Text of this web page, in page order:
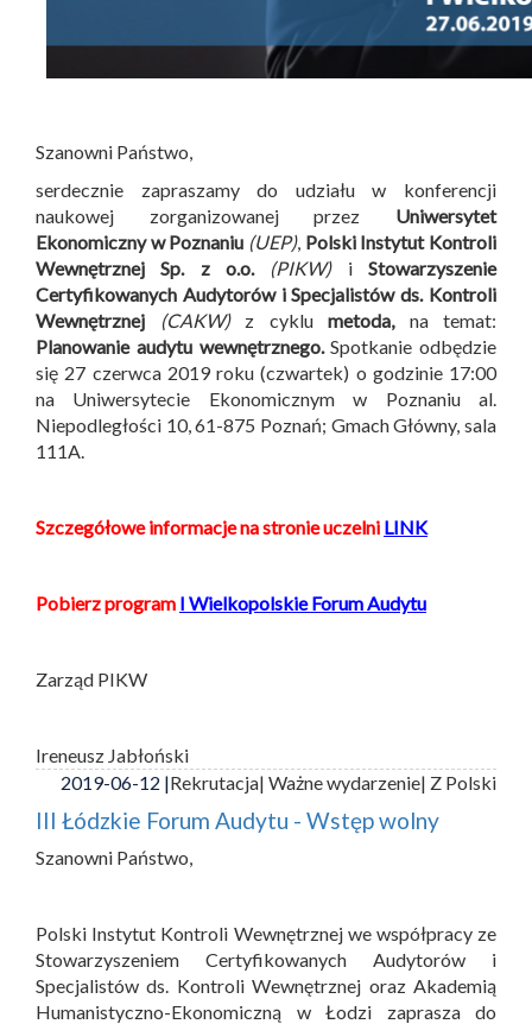
Szanowni Państwo,
serdecznie zapraszamy do udziału w konferencji
naukowej zorganizowanej przez Uniwersytet
Ekonomiczny w Poznaniu (UEP), Polski Instytut Kontroli
Wewnętrznej Sp. z o.o.
(PIKW)iStowarzyszenie
Certyfikowanych Audytorów i Specjalistów ds. Kontroli
Wewnętrznej
(CAKW)z cyklu metoda, na temat:
Planowanie audytu wewnętrznego.Spotkanie odbędzie
się 27 czerwca 2019 roku (czwartek) o godzinie 17:00
na Uniwersytecie Ekonomicznym w Poznaniu al.
Niepodległości 10, 61-875 Poznań; Gmach Główny, sala
111A.
Szczegółowe informacje na stronie uczelni LINK
Pobierz program I Wielkopolskie Forum Audytu
Zarząd PIKW
Ireneusz Jabłoński
2019-06-12 |Rekrutacja| Ważne wydarzenie| Z Polski
III Łódzkie Forum Audytu - Wstęp wolny
Szanowni Państwo,
Polski Instytut Kontroli Wewnętrznej we współpracy ze
Stowarzyszeniem Certyfikowanych Audytorów i
Specjalistów ds. Kontroli Wewnętrznej oraz Akademią
Humanistyczno-Ekonomiczną w Łodzi zaprasza do